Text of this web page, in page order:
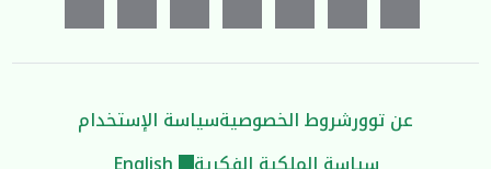
عن توورشروط الخصوصيةسياسة الإستخدام